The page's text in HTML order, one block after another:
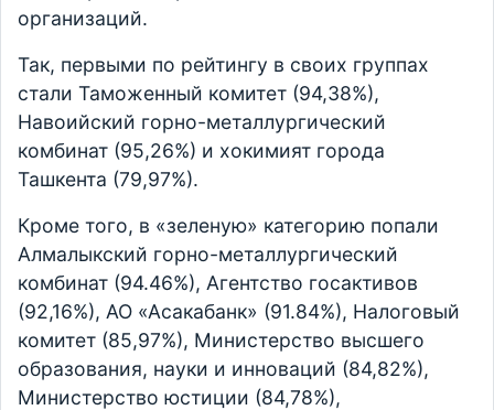
организаций.
Так, первыми по рейтингу в своих группах
стали Таможенный комитет (94,38%),
Навоийский горно-металлургический
комбинат (95,26%) и хокимият города
Ташкента (79,97%).
Кроме того, в «зеленую» категорию попали
Алмалыкский горно-металлургический
комбинат (94.46%), Агентство госактивов
(92,16%), АО «Асакабанк» (91.84%), Налоговый
комитет (85,97%), Министерство высшего
образования, науки и инноваций (84,82%),
Министерство юстиции (84,78%),